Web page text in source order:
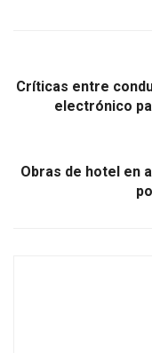
Críticas entre
electrónico
Obras de hotel en